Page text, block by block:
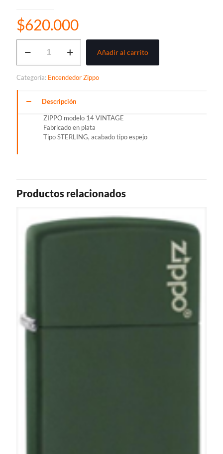
$620.000
ZIPPO
Añadir al carrito
Categoría: Encendedor Zippo
Descripción
ZIPPO modelo 14 VINTAGE
Fabricado en plata
Tipo STERLING, acabado tipo espejo
Productos relacionados